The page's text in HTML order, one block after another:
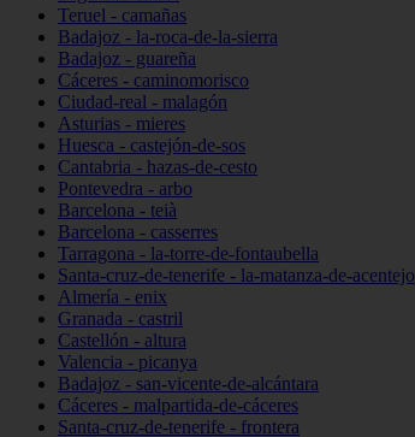
Teruel - camañas
Badajoz - la-roca-de-la-sierra
Badajoz - guareña
Cáceres - caminomorisco
Ciudad-real - malagón
Asturias - mieres
Huesca - castejón-de-sos
Cantabria - hazas-de-cesto
Pontevedra - arbo
Barcelona - teià
Barcelona - casserres
Tarragona - la-torre-de-fontaubella
Santa-cruz-de-tenerife - la-matanza-de-acentejo
Almería - enix
Granada - castril
Castellón - altura
Valencia - picanya
Badajoz - san-vicente-de-alcántara
Cáceres - malpartida-de-cáceres
Santa-cruz-de-tenerife - frontera